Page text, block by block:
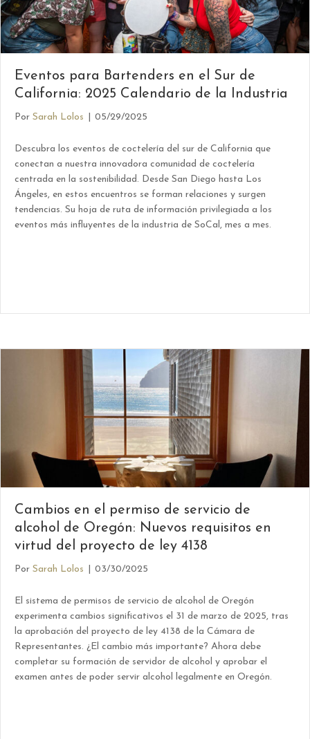
Eventos para Bartenders en el Sur de
California: 2025 Calendario de la Industria
Por Sarah Lolos 05/29/2025
Descubra los eventos de coctelería del sur de California que
conectan a nuestra innovadora comunidad de coctelería
centrada en la sostenibilidad. Desde San Diego hasta Los
Ángeles, en estos encuentros se forman relaciones y surgen
tendencias. Su hoja de ruta de información privilegiada a los
eventos más influyentes de la industria de SoCal, mes a mes.
Cambios en el permiso de servicio de
alcohol de Oregón: Nuevos requisitos en
virtud del proyecto de ley 4138
Por Sarah Lolos 03/30/2025
El sistema de permisos de servicio de alcohol de Oregón
experimenta cambios significativos el 31 de marzo de 2025, tras
la aprobación del proyecto de ley 4138 de la Cámara de
Representantes. ¿El cambio más importante? Ahora debe
completar su formación de servidor de alcohol y aprobar el
examen antes de poder servir alcohol legalmente en Oregón.